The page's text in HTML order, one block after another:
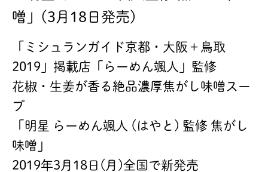
噌」(3月18日発売)
「ミシュランガイド京都・大阪＋鳥取
2019」掲載店「らーめん颯人」監修
花椒・生姜が香る絶品濃厚焦がし味噌スー
プ
「明星 らーめん颯人 (はやと) 監修 焦がし
味噌」
2019年3月18日(月)全国で新発売